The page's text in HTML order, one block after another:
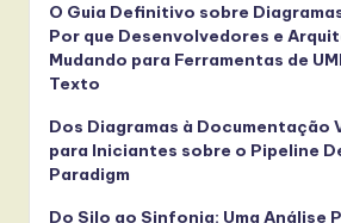
O Guia Definitivo sobre
Por que Desenvolvedores e
Mudando para Ferramentas de
Texto
Dos Diagramas à Documentação
para Iniciantes sobre o Pipeline
Paradigm
Do Silo ao Sinfonia: Uma Análise